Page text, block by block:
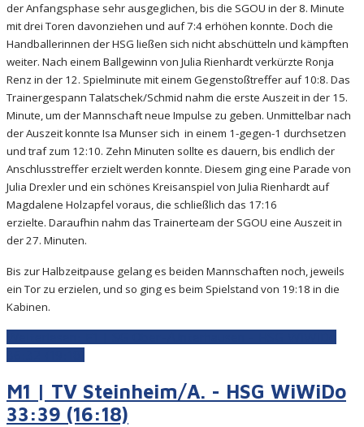
der Anfangsphase sehr ausgeglichen, bis die SGOU in der 8. Minute
mit drei Toren davonziehen und auf 7:4 erhöhen konnte. Doch die
Handballerinnen der HSG ließen sich nicht abschütteln und kämpften
weiter. Nach einem Ballgewinn von Julia Rienhardt verkürzte Ronja
Renz in der 12. Spielminute mit einem Gegenstoßtreffer auf 10:8. Das
Trainergespann Talatschek/Schmid nahm die erste Auszeit in der 15.
Minute, um der Mannschaft neue Impulse zu geben. Unmittelbar nach
der Auszeit konnte Isa Munser sich in einem 1-gegen-1 durchsetzen
und traf zum 12:10. Zehn Minuten sollte es dauern, bis endlich der
Anschlusstreffer erzielt werden konnte. Diesem ging eine Parade von
Julia Drexler und ein schönes Kreisanspiel von Julia Rienhardt auf
Magdalene Holzapfel voraus, die schließlich das 17:16
erzielte. Daraufhin nahm das Trainerteam der SGOU eine Auszeit in
der 27. Minuten.
Bis zur Halbzeitpause gelang es beiden Mannschaften noch, jeweils
ein Tor zu erzielen, und so ging es beim Spielstand von 19:18 in die
Kabinen.
M1 | TV Steinheim/A. - HSG WiWiDo
33:39 (16:18)